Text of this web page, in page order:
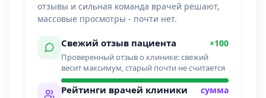
отзывы и сильная команда врачей решают,
массовые просмотры - почти нет.
Свежий отзыв пациента ×100
Проверенный отзыв о клинике: свежий
весит максимум, старый почти не считается
Рейтинги врачей клиники сумма